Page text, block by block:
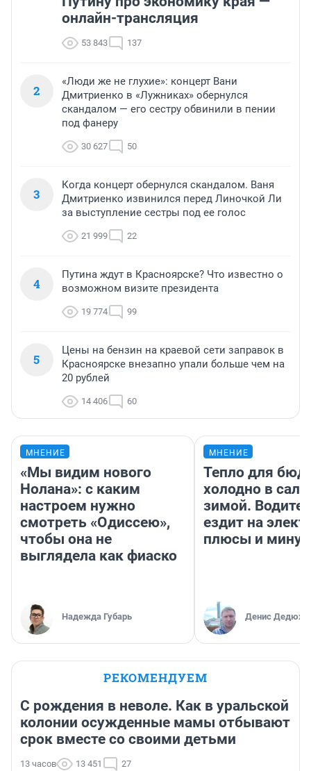
онлайн-трансляция
53 843 137
2
«Люди же не глухие»: концерт Вани
Дмитриенко в «Лужниках» обернулся
скандалом — его сестру обвинили в пении
под фанеру
30 627 50
3
Когда концерт обернулся скандалом. Ваня
Дмитриенко извинился перед Линочкой Ли
за выступление сестры под ее голос
21 999 22
4
Путина ждут в Красноярске? Что известно о
возможном визите президента
19 774 99
5
Цены на бензин на краевой сети заправок в
Красноярске внезапно упали больше чем на
20 рублей
14 406 60
МНЕНИЕ
«Мы видим нового
Нолана»: с каким
настроем нужно
смотреть «Одиссею»,
чтобы она не
выглядела как фиаско
Надежда Губарь
МНЕНИЕ
Тепло для
холодно в
зимой.
ездит на
плюсы и
Денис
РЕКОМЕНДУЕМ
С рождения в неволе. Как в уральской
колонии осужденные мамы отбывают
срок вместе со своими детьми
13 часов 13 451 27